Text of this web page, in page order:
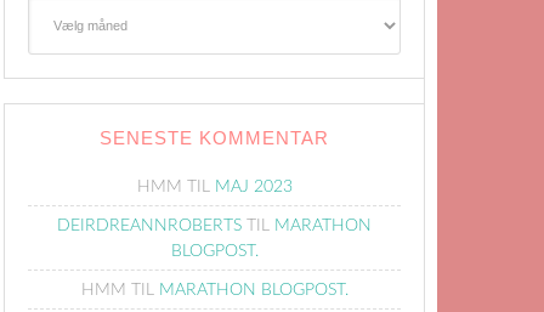
SENESTE KOMMENTAR
HMM TIL MAJ 2023
DEIRDREANNROBERTS TIL MARATHON
BLOGPOST.
HMM TIL MARATHON BLOGPOST.